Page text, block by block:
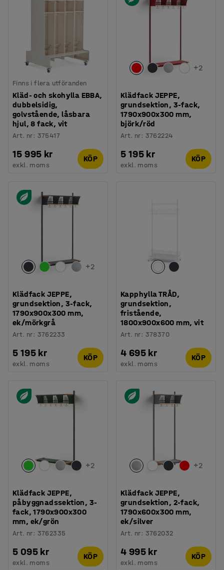
Finns i flera utföranden
Kläd- och skohylla EBBA,
dubbelsidig,
golvstående, låsbara
hjul, 8 fack, vit
Art. nr: 375417
15 995 kr
exkl. moms
KÖP
+2
Klädfack JEPPE,
grundsektion, 3-fack,
1790x900x300 mm,
björk/röd
Art. nr: 3762224
5 195 kr
exkl. moms
KÖP
+2
Klädfack JEPPE,
grundsektion, 3-fack,
1790x900x300 mm,
ek/mörkgrå
Art. nr: 3762233
5 195 kr
exkl. moms
KÖP
Kapphylla TRÅD,
grundsektion,
fristående,
1800x900x600 mm, vit
Art. nr: 378370
4 695 kr
exkl. moms
KÖP
+2
Klädfack JEPPE,
påbyggnadssektion, 3-
fack, 1790x900x300
mm, ek/grön
Art. nr: 3762335
5 095 kr
exkl. moms
KÖP
+2
Klädfack JEPPE,
grundsektion, 2-fack,
1790x600x300 mm,
ek/silver
Art. nr: 3762032
4 995 kr
exkl. moms
KÖP